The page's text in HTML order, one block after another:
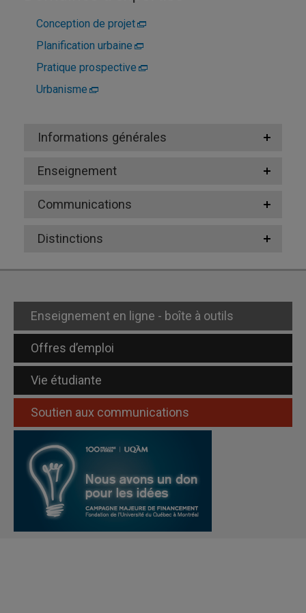
Conception de projet
Planification urbaine
Pratique prospective
Urbanisme
Informations générales
Enseignement
Communications
Distinctions
Enseignement en ligne - boîte à outils
Offres d’emploi
Vie étudiante
Soutien aux communications